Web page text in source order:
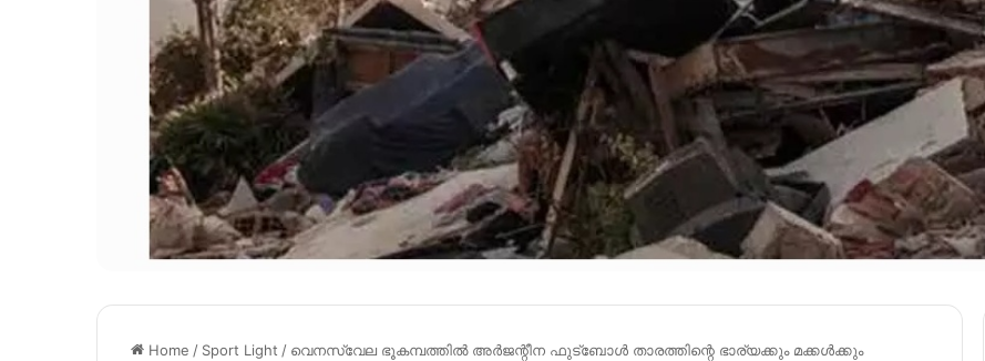
Home / Sport Light / വെനസ്വേല ഭൂകമ്പത്തിൽ അർജന്റീന ഫുട്‌ബോൾ താരത്തിന്റെ ഭാര്യക്കും മക്കൾക്കും